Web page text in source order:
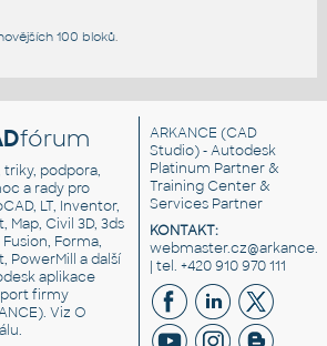
100 bloků.
fórum
triky, podpora,
a rady pro
LT, Inventor,
Map, Civil 3D, 3ds
Fusion, Forma,
PowerMill a další
aplikace
firmy
VizO
.
ARKANCE (CAD
Studio) - Autodesk
Platinum Partner &
Training Center &
Services Partner
KONTAKT:
| tel. +420 910 970 111